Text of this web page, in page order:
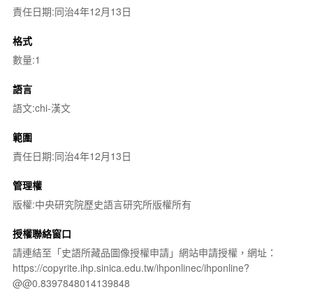
責任日期:同治4年12月13日
格式
數量:1
語言
語文:chi-漢文
範圍
責任日期:同治4年12月13日
管理權
版權:中央研究院歷史語言研究所版權所有
授權聯絡窗口
請連結至「史語所藏品圖像授權申請」網站申請授權，網址：
https://copyrite.ihp.sinica.edu.tw/ihponlinec/ihponline?
@@0.8397848014139848